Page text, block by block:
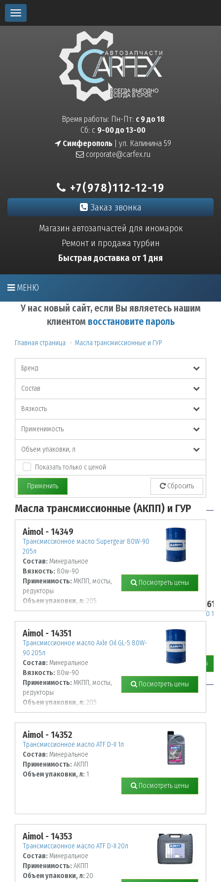
Toggle
navigation
Время работы: Пн-Пт: с 9 до 18
Сб: с 9-00 до 13-00
Симферополь | ул. Калинина 59
corporate@carfex.ru
+7(978)112-12-19
Заказ звонка
Магазин автозапчастей для иномарок
Ремонт и продажа турбин
Быстрая доставка от 1 дня
МЕНЮ
У нас новый сайт, если Вы являетесь нашим
клиентом восстановите пароль
Главная страница Масла трансмиссионные и ГУР
Бренд
Состав
Вязкость
Применимость
Объем упаковки, л
Показать только с ценой
Применить Сбросить
Масла трансмиссионные (АКПП) и ГУР
Aimol - 14349
Трансмиссионное масло Supergear 80W-90
205л
Состав: Минеральное
Вязкость: 80w-90
Применимость: МКПП, мосты,
редукторы
Объем упаковки, л: 205
Посмотреть цены
Aimol - 14351
Трансмиссионное масло Axle Oil GL-5 80W-
90 205л
Состав: Минеральное
Вязкость: 80w-90
Применимость: МКПП, мосты,
редукторы
Объем упаковки, л: 205
Посмотреть цены
Aimol - 14352
Трансмиссионное масло ATF D-II 1л
Состав: Минеральное
Применимость: АКПП
Объем упаковки, л: 1
Посмотреть цены
Aimol - 14353
Трансмиссионное масло ATF D-II 20л
Состав: Минеральное
Применимость: АКПП
Объем упаковки, л: 20
PETRONAS - 18281619
SYNTIUM 3000 AV 5W-40 1L